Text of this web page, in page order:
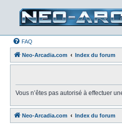
FAQ
Neo-Arcadia.com Index du forum
Vous n’êtes pas autorisé à effectuer
Neo-Arcadia.com Index du forum